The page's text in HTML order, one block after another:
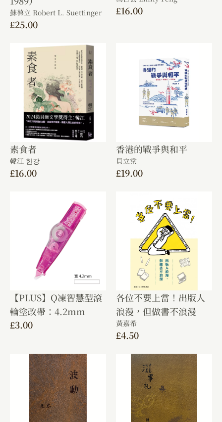
蘇葆立 Robert L. Suettinger
£25.00
£16.00
素食者
韓江 한강
£16.00
香港的戰爭與和平
貝立棠
£19.00
【PLUS】Q凍智慧型滾
輪塗改帶：4.2mm
£3.00
各位不要上當！出版人
浪漫，但做書不浪漫
黃嘉希
£4.50